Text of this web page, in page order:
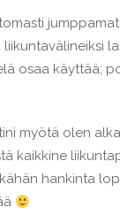
osaa käyttää;
myötä olen
kaikkine
hankinta